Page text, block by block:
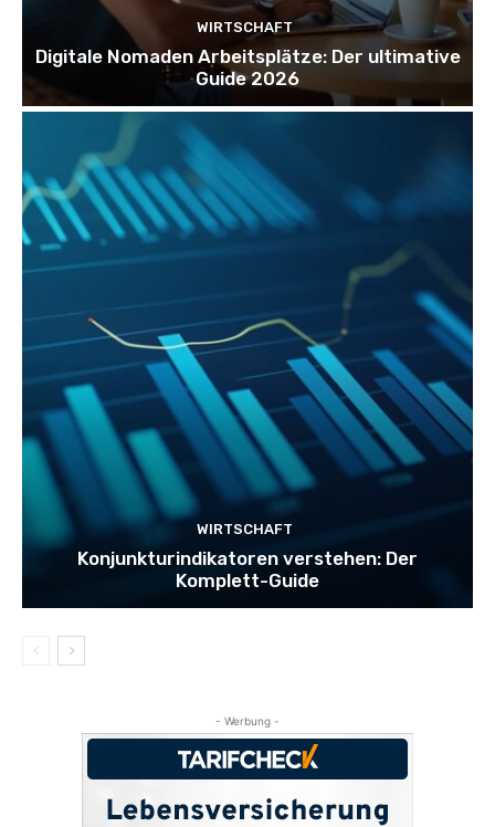
WIRTSCHAFT
Digitale Nomaden Arbeitsplätze: Der ultimative
Guide 2026
WIRTSCHAFT
Konjunkturindikatoren verstehen: Der
Komplett-Guide
- Werbung -